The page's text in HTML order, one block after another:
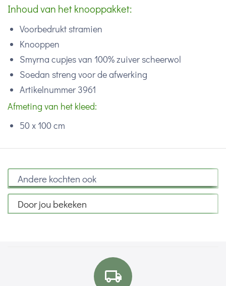
Inhoud van het knooppakket:
Voorbedrukt stramien
Knooppen
Smyrna cupjes van 100% zuiver scheerwol
Soedan streng voor de afwerking
Artikelnummer 3961
Afmeting van het kleed:
50 x 100 cm
Andere kochten ook
Door jou bekeken